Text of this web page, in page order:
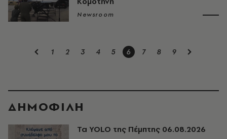
Newsroom
1 2 3 4 5 6 7 8 9
ΔΗΜΟΦΙΛΗ
Τα YOLO της Πέμπτης 06.08.2026